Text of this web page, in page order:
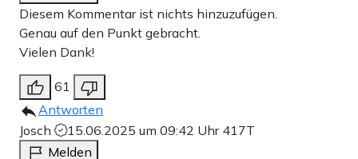
Diesem Kommentar ist nichts hinzuzufügen.
Genau auf den Punkt gebracht.
Vielen Dank!
61
Antworten
Josch
15.06.2025 um 09:42 Uhr 417T
Melden